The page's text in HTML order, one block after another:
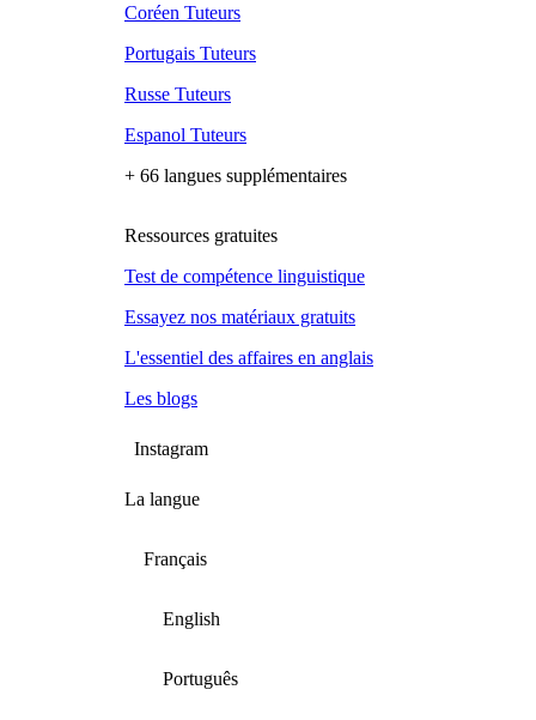
Coréen Tuteurs
Portugais Tuteurs
Russe Tuteurs
Espanol Tuteurs
+ 66 langues supplémentaires
Ressources gratuites
Test de compétence linguistique
Essayez nos matériaux gratuits
L'essentiel des affaires en anglais
Les blogs
Instagram
La langue
Français
English
Português